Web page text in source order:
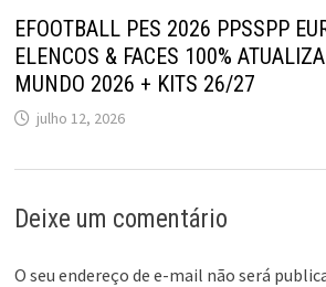
EFOOTBALL PES 2026 PPSSPP
ELENCOS & FACES 100%
MUNDO 2026 + KITS 26/27
julho 12, 2026
Deixe um comentário
O seu endereço de e-mail não será